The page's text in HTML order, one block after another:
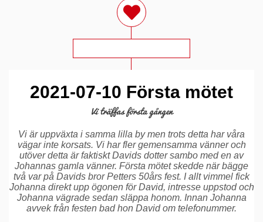
2021-07-10 Första mötet
Vi träffas första gången
Vi är uppväxta i samma lilla by men trots detta har våra
vägar inte korsats. Vi har fler gemensamma vänner och
utöver detta är faktiskt Davids dotter sambo med en av
Johannas gamla vänner. Första mötet skedde när bägge
två var på Davids bror Petters 50års fest. I allt vimmel fick
Johanna direkt upp ögonen för David, intresse uppstod och
Johanna vägrade sedan släppa honom. Innan Johanna
avvek från festen bad hon David om telefonummer.